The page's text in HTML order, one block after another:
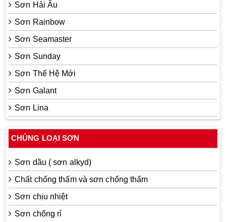
Sơn Hải Âu
Sơn Rainbow
Sơn Seamaster
Sơn Sunday
Sơn Thế Hệ Mới
Sơn Galant
Sơn Lina
CHỦNG LOẠI SƠN
Sơn dầu ( sơn alkyd)
Chất chống thấm và sơn chống thấm
Sơn chịu nhiệt
Sơn chống rỉ